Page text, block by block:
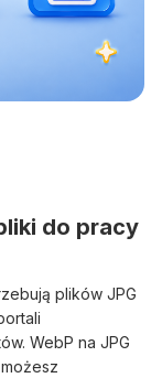
do pracy
plików JPG
WebP na JPG